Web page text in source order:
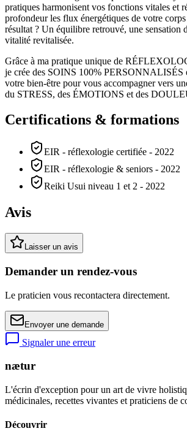
pratiques harmonisent vos fonctions vitales et
profondeur les flux énergétiques de votre
résultat ? Un équilibre retrouvé, une sensation
vitalité revitalisée.
Grâce à ma pratique unique de
je crée des SOINS 100% PERSONNALISÉS
votre bien-être pour vous accompagner vers
du STRESS, des ÉMOTIONS et des
Certifications & formations
EIR - réflexologie certifiée - 2022
EIR - réflexologie & seniors - 2022
Reiki Usui niveau 1 et 2 - 2022
Avis
Laisser un avis
Demander un rendez-vous
Le praticien vous recontactera directement.
Envoyer une demande
Signaler une erreur
nætur
L'écrin d'exception pour un art de vivre
médicinales, recettes vivantes et praticiens de
Découvrir